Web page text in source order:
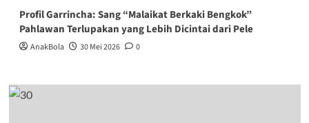
Profil Garrincha: Sang “Malaikat Berkaki Bengkok”
Pahlawan Terlupakan yang Lebih Dicintai dari Pele
AnakBola 30 Mei 2026 0